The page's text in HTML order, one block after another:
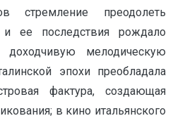
стремление преодолеть
ее последствия рождало
мелодическую
эпохи преобладала
фактура, создающая
в кино итальянского